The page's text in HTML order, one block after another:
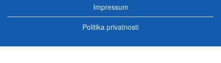
Impressum
Politika privatnosti